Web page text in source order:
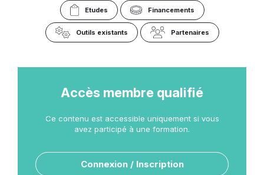
Etudes Financements
Outils existants Partenaires
Accès membre qualifié
Ce contenu est accessible uniquement si vous
avez participé à une formation.
Connexion / Inscription